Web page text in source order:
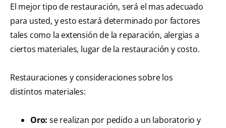
El mejor tipo de restauración, será el mas adecuado
para usted, y esto estará determinado por factores
tales como la extensión de la reparación, alergias a
ciertos materiales, lugar de la restauración y costo.
Restauraciones y consideraciones sobre los
distintos materiales:
Oro: se realizan por pedido a un laboratorio y